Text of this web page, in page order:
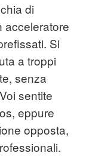
di
acceleratore
Si
a troppi
senza
sentite
eppure
opposta,